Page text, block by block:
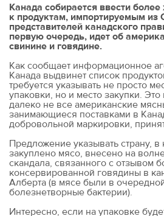
Канада собирается ввести
к продуктам, импортируемым
представителей канадского
первую очередь, идет об
свинине и говядине.
Как сообщает информационное
Канада выдвинет список
требуется указывать не просто
упаковки, но и место закупки.
далеко не все американские
занимающиеся поставками в
добровольной маркировки,
Предложение указывать страну,
закуплено мясо, внесено на
скандала, связанного с отзывом
консервированной говядины в
Алберта (в мясе были в
болезнетворные бактерии).
Интересно, если на упаковке